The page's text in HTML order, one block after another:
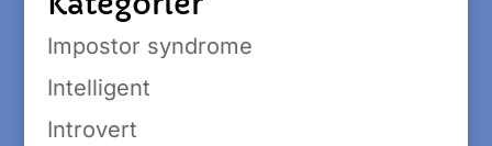
Impostor syndrome
Intelligent
Introvert